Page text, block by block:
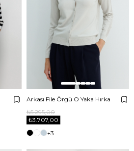
Arkası File Örgü O Yaka Hırka
₺3.707,00
₺5.295,00
+3